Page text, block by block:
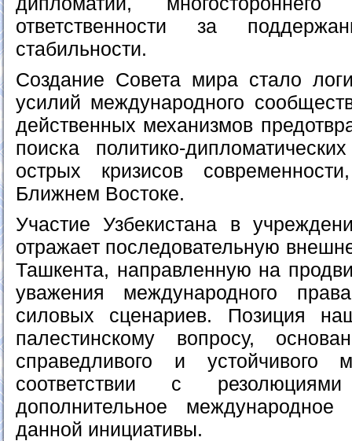
ответственности за
стабильности.
Создание Совета мира стало
усилий международного
действенных механизмов
поиска политико-
острых кризисов
Ближнем Востоке.
Участие Узбекистана в
отражает последовательную
Ташкента, направленную на
уважения международного
силовых сценариев. Позиция
палестинскому вопросу,
справедливого и устойчивого
соответствии с
дополнительное
данной инициативы.